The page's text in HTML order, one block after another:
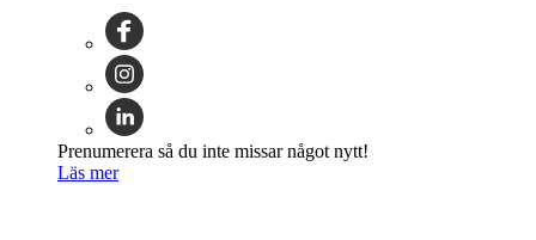
Prenumerera så du inte missar något nytt!
Läs mer